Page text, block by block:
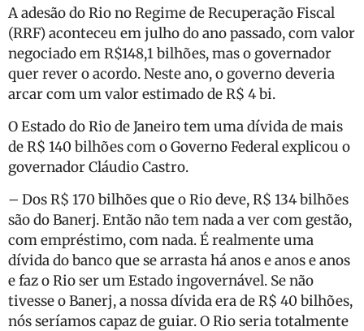
A adesão do Rio no Regime de Recuperação Fiscal
(RRF) aconteceu em julho do ano passado, com valor
negociado em R$148,1 bilhões, mas o governador
quer rever o acordo. Neste ano, o governo deveria
arcar com um valor estimado de R$ 4 bi.
O Estado do Rio de Janeiro tem uma dívida de mais
de R$ 140 bilhões com o Governo Federal explicou o
governador Cláudio Castro.
– Dos R$ 170 bilhões que o Rio deve, R$ 134 bilhões
são do Banerj. Então não tem nada a ver com gestão,
com empréstimo, com nada. É realmente uma
dívida do banco que se arrasta há anos e anos e anos
e faz o Rio ser um Estado ingovernável. Se não
tivesse o Banerj, a nossa dívida era de R$ 40 bilhões,
nós seríamos capaz de guiar. O Rio seria totalmente